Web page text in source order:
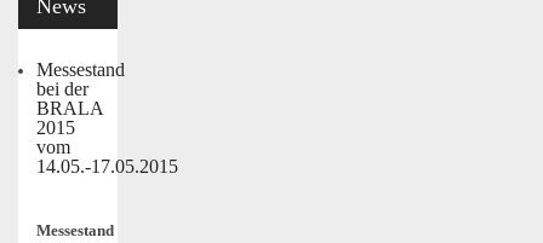
News
Messestand
bei der
BRALA
2015
vom
14.05.-17.05.2015
Messestand